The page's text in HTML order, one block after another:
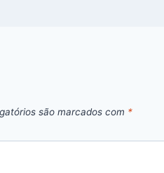
são marcados com *